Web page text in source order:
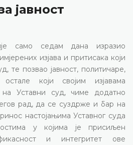
јавност
само седам дана изразио
изјава и притисака који
те позвао јавност, политичаре,
који својим изјавама
Уставни суд, чиме додатно
рад, да се суздрже и бар на
настојањима Уставног суда
у којима је присиљен
и интегритет ове